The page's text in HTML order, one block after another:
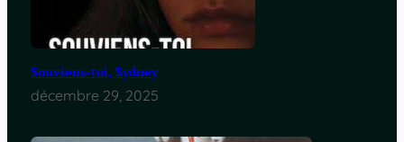
Souviens-toi, Sydney
décembre 29, 2025